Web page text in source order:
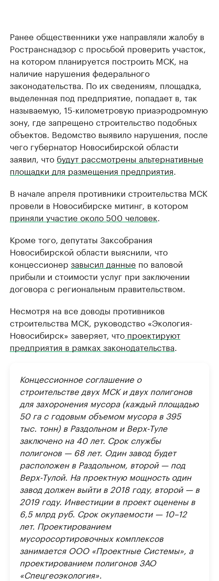
Ранее общественники уже направляли жалобу в
Ространснадзор с просьбой проверить участок,
на котором планируется построить МСК, на
наличие нарушения федерального
законодательства. По их сведениям, площадка,
выделенная под предприятие, попадает в, так
называемую, 15-километровую приаэродромную
зону, где запрещено строительство подобных
объектов. Ведомство выявило нарушения, после
чего губернатор Новосибирской области
заявил, что будут рассмотрены альтернативные
площадки для размещения предприятия
В начале апреля противники строительства МСК
провели в Новосибирске митинг, в котором
приняли участие около 500 человек
Кроме того, депутаты Заксобрания
Новосибирской области выяснили, что
концессионер завысил данные по валовой
прибыли и стоимости услуг при заключении
договора с региональным правительством.
Несмотря на все доводы противников
строительства МСК, руководство «Экология-
Новосибирск» заверяет, что проектируют
предприятия в рамках законодательства
Концессионное соглашение о
строительстве двух МСК и двух полигонов
для захоронения мусора (каждый площадью
50 га с годовым объемом мусора в 395
тыс. тонн) в Раздольном и Верх-Туле
заключено на 40 лет. Срок службы
полигонов — 68 лет. Один завод будет
расположен в Раздольном, второй — под
Верх-Тулой. На проектную мощность один
завод должен выйти в 2018 году, второй — в
2019 году. Инвестиции в проект оценены в
6,5 млрд руб. Срок окупаемости — 10–12
лет. Проектированием
мусоросортировочных комплексов
занимается ООО «Проектные Системы», а
проектированием полигонов ЗАО
«Спецгеоэкология».